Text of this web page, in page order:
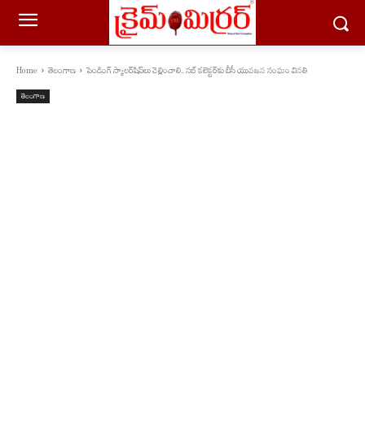
Home తెలంగాణ పెండింగ్ స్కాలర్‌షిప్‌లు చెల్లించాలి.. సబ్ కలెక్టర్‌కు బీసీ యువజన సంఘం వినతి
తెలంగాణ